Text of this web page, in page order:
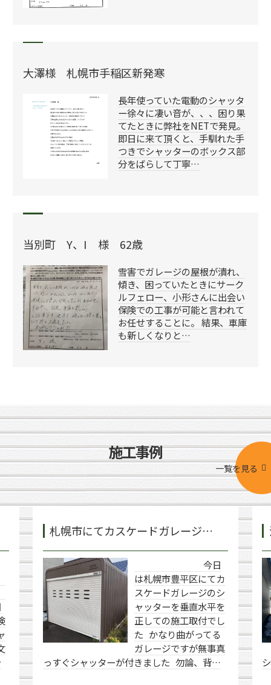
大澤様 札幌市手稲区新発寒
長年使っていた電動のシャッタ
ー徐々に凄い音が、、、困り果
てたときに弊社をNETで発見。
即日に来て頂くと、手馴れた手
つきでシャッターのボックス部
分をばらして丁寧…
当別町 Y、I 様 62歳
雪害でガレージの屋根が潰れ、
傾き、困っていたときにサーク
ルフェロー、小形さんに出会い
保険での工事が可能と言われて
お任せすることに。 結果、車庫
も新しくなりと…
施工事例
一覧を見る
札幌市にてカスケードガレージ…
今日
は札幌市豊平区にてカ
スケードガレージのシ
ャッターを垂直水平を
正しての施工取付でし
た かなり曲がってる
ガレージですが無事真
っすぐシャッターが付きました 勿論、背…